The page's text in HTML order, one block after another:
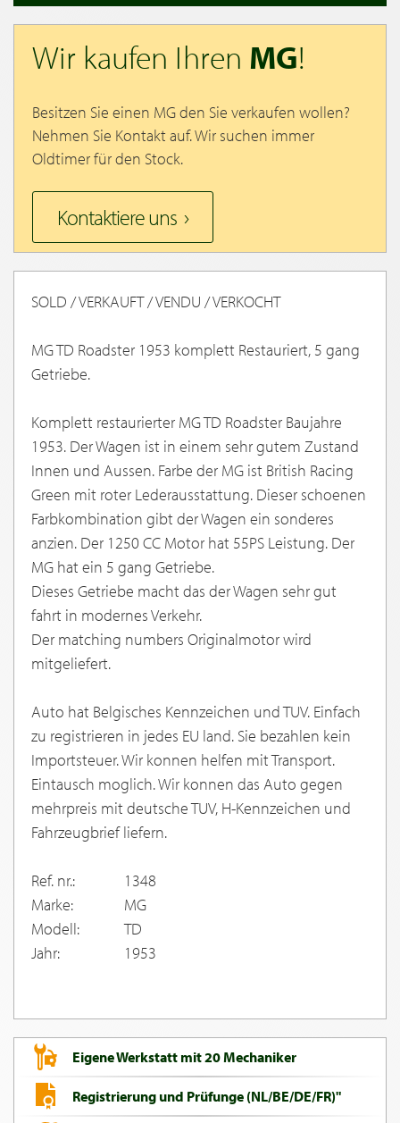
Wir kaufen Ihren MG!
Besitzen Sie einen MG den Sie verkaufen wollen?
Nehmen Sie Kontakt auf. Wir suchen immer
Oldtimer für den Stock.
Kontaktiere uns
SOLD / VERKAUFT / VENDU / VERKOCHT
MG TD Roadster 1953 komplett Restauriert, 5 gang
Getriebe.
Komplett restaurierter MG TD Roadster Baujahre
1953. Der Wagen ist in einem sehr gutem Zustand
Innen und Aussen. Farbe der MG ist British Racing
Green mit roter Lederausstattung. Dieser schoenen
Farbkombination gibt der Wagen ein sonderes
anzien. Der 1250 CC Motor hat 55PS Leistung. Der
MG hat ein 5 gang Getriebe.
Dieses Getriebe macht das der Wagen sehr gut
fahrt in modernes Verkehr.
Der matching numbers Originalmotor wird
mitgeliefert.
Auto hat Belgisches Kennzeichen und TUV. Einfach
zu registrieren in jedes EU land. Sie bezahlen kein
Importsteuer. Wir konnen helfen mit Transport.
Eintausch moglich. Wir konnen das Auto gegen
mehrpreis mit deutsche TUV, H-Kennzeichen und
Fahrzeugbrief liefern.
Ref. nr.:
1348
Marke:
MG
Modell:
TD
Jahr:
1953
Eigene Werkstatt mit 20 Mechaniker
Registrierung und Prüfunge (NL/BE/DE/FR)"